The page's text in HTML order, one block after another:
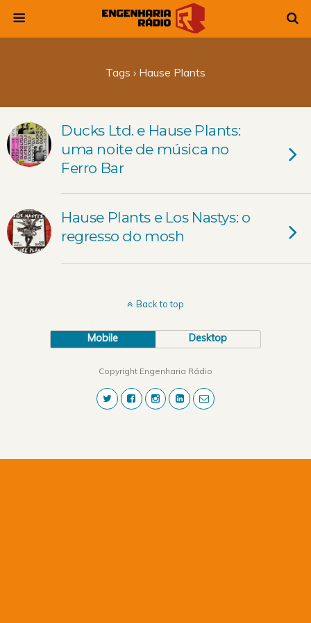
Tags › Hause Plants
Ducks Ltd. e Hause Plants:
uma noite de música no
Ferro Bar
Hause Plants e Los Nastys: o
regresso do mosh
Back to top
Mobile Desktop
Copyright Engenharia Rádio